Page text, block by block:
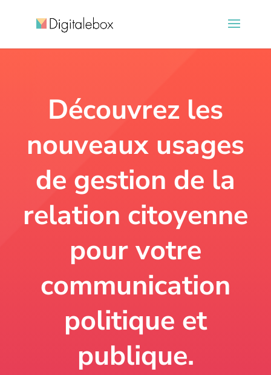
Découvrez les
nouveaux usages
de gestion de la
relation citoyenne
pour votre
communication
politique et
publique.